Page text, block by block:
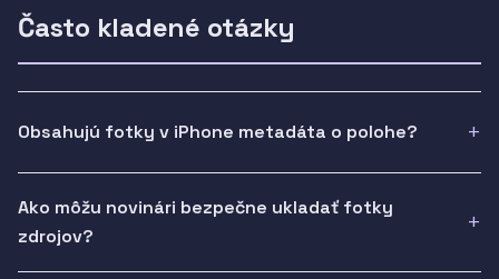
Často kladené otázky
Obsahujú fotky v iPhone metadáta o polohe?
Ako môžu novinári bezpečne ukladať fotky
zdrojov?